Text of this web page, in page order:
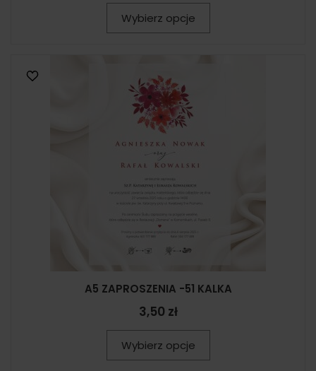
Wybierz opcje
A5 ZAPROSZENIA -51 KALKA
3,50 zł
Wybierz opcje